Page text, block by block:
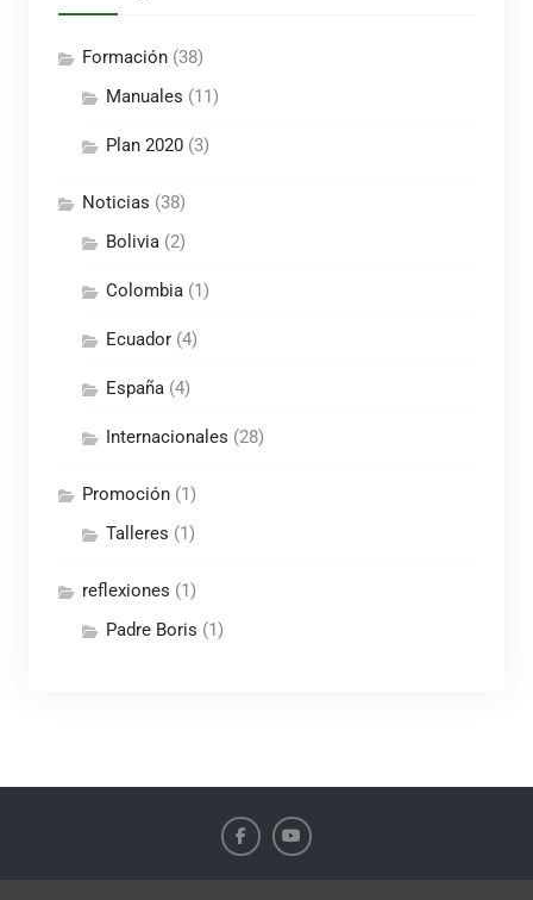
Formación(38)
Manuales (11)
Plan 2020(3)
Noticias (38)
Bolivia(2)
Colombia(1)
Ecuador(4)
España(4)
Internacionales (28)
Promoción(1)
Talleres (1)
reflexiones (1)
Padre Boris (1)